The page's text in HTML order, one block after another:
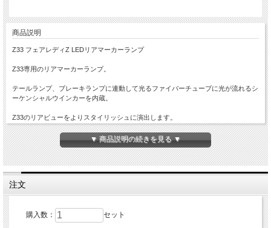
商品説明
Z33 フェアレディZ LEDリアマーカーランプ
Z33専用のリアマーカーランプ。
テールランプ、ブレーキランプに連動して光るファイバーチューブに光が流れるシ
ーケンシャルウインカーを内蔵。
Z33のリアビューをよりスタイリッシュに演出します。
本体付属のスイッチ操作でシーケンシャルパターン、通常パターンの切り替えが可
能。
商品概要
■Z33 FAIRLADY Z シーケンシャルウインカー内蔵 リアマーカーランプ
NISSAN ニッサン 日産
■スモール/ブレーキ/ウインカー/バック連動
■入数：2個1セット ハイフラ防止抵抗器付き
▼ 商品説明の続きを見る ▼
注文
購入数： セット